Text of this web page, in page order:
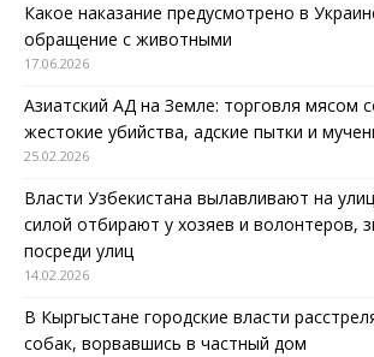
Какое наказание предусмотрено в
обращение с животными
17.06.2026
Азиатский АД на Земле: торговля мясом
жестокие убийства, адские пытки и
25.02.2026
Власти Узбекистана вылавливают на
силой отбирают у хозяев и волонтеров,
посреди улиц
14.02.2026
В Кыргыстане городские власти
собак, ворвавшись в частный дом